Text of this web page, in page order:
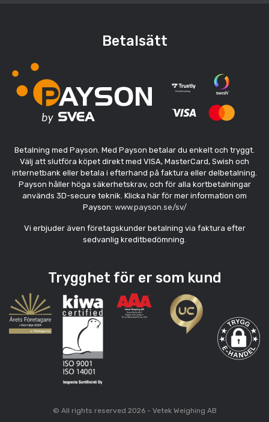
Betalsätt
Betalning med Payson. Med Payson betalar du enkelt och tryggt.
Välj att slutföra köpet direkt med VISA, MasterCard, Swish och
internetbank eller betala i efterhand på faktura eller delbetalning.
Payson håller höga säkerhetskrav, och för alla kortbetalningar
används 3D-secure teknik. Klicka här för mer information om
Payson: www.payson.se/sv/
Vi erbjuder även företagskunder betalning via faktura efter
sedvanlig kreditbedömning.
Trygghet för er som kund
© All rights reserved 2026 - Vetek Weighing AB